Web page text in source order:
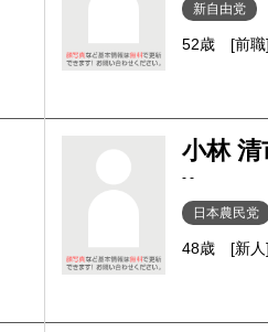
新自由党
52歳 [前職]
小林 清
- -
日本農民党
48歳 [新人]